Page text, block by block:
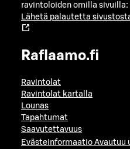
ravintoloiden omilla sivuilla:
Lähetä palautetta
Raflaamo.fi
Ravintolat
Ravintolat kartalla
Lounas
Tapahtumat
Saavutettavuus
Evästeinformaatio Avautuu